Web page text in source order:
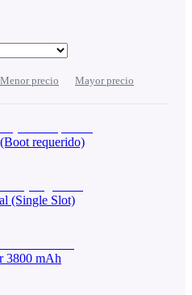
Menor precio Mayor precio
requerido)
(Single Slot)
3800 mAh